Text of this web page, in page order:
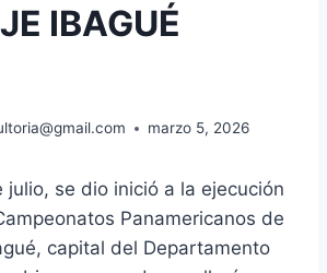
IBAGUÉ
marzo 5, 2026
julio, se dio inició a la ejecución
Panamericanos de
capital del Departamento